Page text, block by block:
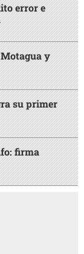
error e
y
su primer
firma